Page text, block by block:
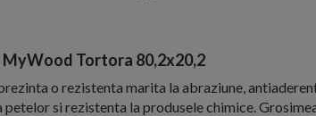
Tortora 80,2x20,2
o rezistenta marita la abraziune,
si rezistenta la produsele chimice.